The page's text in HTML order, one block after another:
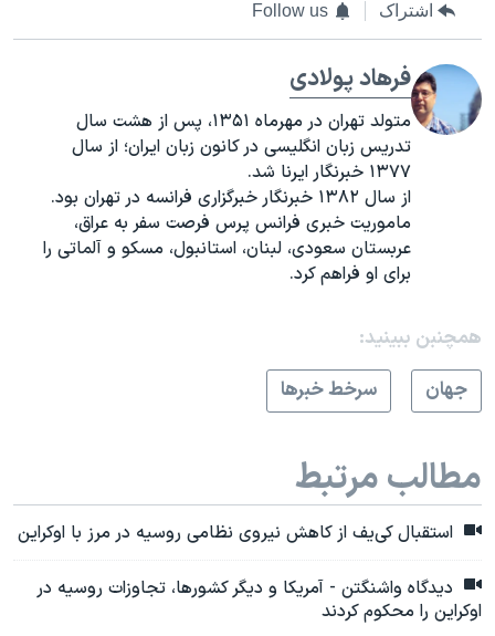
اشتراک Follow us
فرهاد پولادی
متولد تهران در مهرماه ۱۳۵۱، پس از هشت سال
تدریس زبان انگلیسی در کانون زبان ایران؛ از سال
۱۳۷۷ خبرنگار ایرنا شد.
از سال ۱۳۸۲ خبرنگار خبرگزاری فرانسه در تهران بود.
ماموریت خبری فرانس پرس فرصت سفر به عراق،
عربستان سعودی، لبنان، استانبول، مسکو و آلماتی را
برای او فراهم کرد.
همچنبن ببینید:
جهان
سرخط خبرها
مطالب مرتبط
استقبال کی‌یف از کاهش نیروی نظامی روسیه در مرز با اوکراین
دیدگاه واشنگتن - آمریکا و دیگر کشورها، تجاوزات روسیه در
اوکراین را محکوم کردند